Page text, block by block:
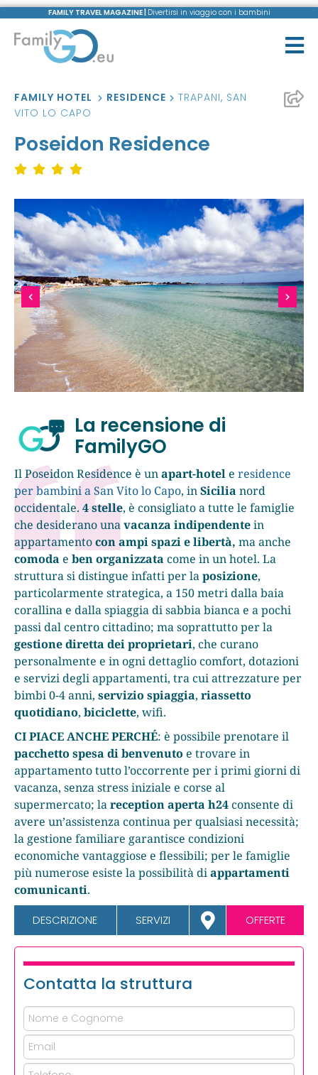
FAMILY TRAVEL MAGAZINE | Divertirsi in viaggio con i bambini
FAMILY HOTEL RESIDENCE TRAPANI, SAN
VITO LO CAPO
Poseidon Residence
La recensione di
FamilyGO
Il Poseidon Residence è unapart-hotele residence
per bambini a San Vito lo Capo, inSicilia nord
occidentale. 4 stelle, è consigliato a tutte le famiglie
che desiderano unavacanza indipendentein
appartamentocon ampi spazi e libertà, ma anche
comoda e ben organizzata come in un hotel. La
struttura si distingue infatti per laposizione,
particolarmente strategica, a 150 metri dalla baia
corallina e dalla spiaggia di sabbia bianca e a pochi
passi dal centro cittadino; ma soprattutto per la
gestione diretta dei proprietari, che curano
personalmente e in ogni dettaglio comfort, dotazioni
e servizi degli appartamenti, tra cui attrezzature per
bimbi 0-4 anni, servizio spiaggia, riassetto
quotidiano, biciclette, wifi.
CI PIACE ANCHE PERCHÉ: è possibile prenotare il
pacchetto spesa di benvenuto e trovare in
appartamento tutto l’occorrente per i primi giorni di
vacanza, senza stress iniziale e corse al
supermercato; lareception aperta h24consente di
avere un’assistenza continua per qualsiasi necessità;
la gestione familiare garantisce condizioni
economiche vantaggiose e flessibili; per le famiglie
più numerose esiste la possibilità diappartamenti
comunicanti.
DESCRIZIONE SERVIZI OFFERTE
Contatta la struttura